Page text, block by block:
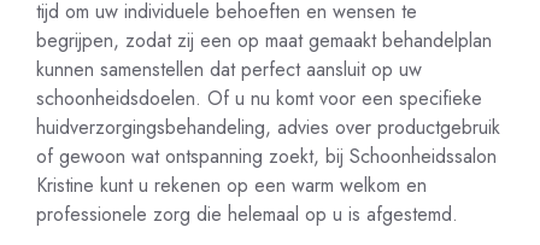
tijd om uw individuele behoeften en wensen te
begrijpen, zodat zij een op maat gemaakt behandelplan
kunnen samenstellen dat perfect aansluit op uw
schoonheidsdoelen. Of u nu komt voor een specifieke
huidverzorgingsbehandeling, advies over productgebruik
of gewoon wat ontspanning zoekt, bij Schoonheidssalon
Kristine kunt u rekenen op een warm welkom en
professionele zorg die helemaal op u is afgestemd.